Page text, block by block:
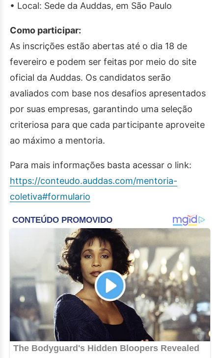
• Local: Sede da Auddas, em São Paulo
Como participar:
As inscrições estão abertas até o dia 18 de
fevereiro e podem ser feitas por meio do site
oficial da Auddas. Os candidatos serão
avaliados com base nos desafios apresentados
por suas empresas, garantindo uma seleção
criteriosa para que cada participante aproveite
ao máximo a mentoria.
Para mais informações basta acessar o link:
https://conteudo.auddas.com/mentoria-
coletiva#formulario